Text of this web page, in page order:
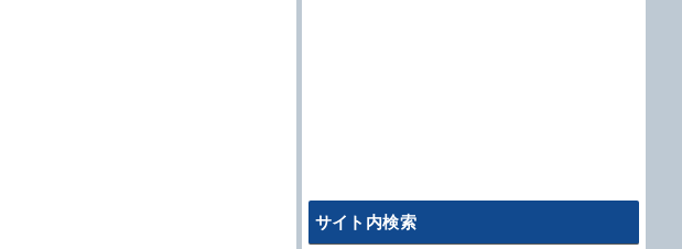
サイト内検索